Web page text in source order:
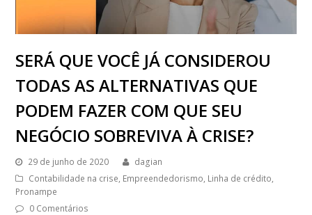
SERÁ QUE VOCÊ JÁ CONSIDEROU
TODAS AS ALTERNATIVAS QUE
PODEM FAZER COM QUE SEU
NEGÓCIO SOBREVIVA À CRISE?
29 de junho de 2020
dagian
Contabilidade na crise, Empreendedorismo, Linha de crédito,
Pronampe
0 Comentários